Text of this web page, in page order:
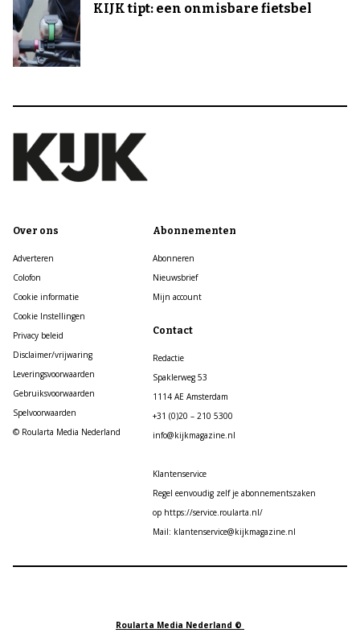
KIJK tipt: een onmisbare fietsbel
Over ons
Adverteren
Colofon
Cookie informatie
Cookie Instellingen
Privacy beleid
Disclaimer/vrijwaring
Leveringsvoorwaarden
Gebruiksvoorwaarden
Spelvoorwaarden
© Roularta Media Nederland
Abonnementen
Abonneren
Nieuwsbrief
Mijn account
Contact
Redactie
Spaklerweg 53
1114 AE Amsterdam
+31 (0)20 – 210 5300
info@kijkmagazine.nl
Klantenservice
Regel eenvoudig zelf je abonnementszaken
op https://service.roularta.nl/
Mail: klantenservice@kijkmagazine.nl
Roularta Media Nederland ©